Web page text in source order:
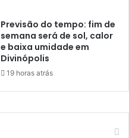
Previsão do tempo: fim de
semana será de sol, calor
e baixa umidade em
Divinópolis
19 horas atrás